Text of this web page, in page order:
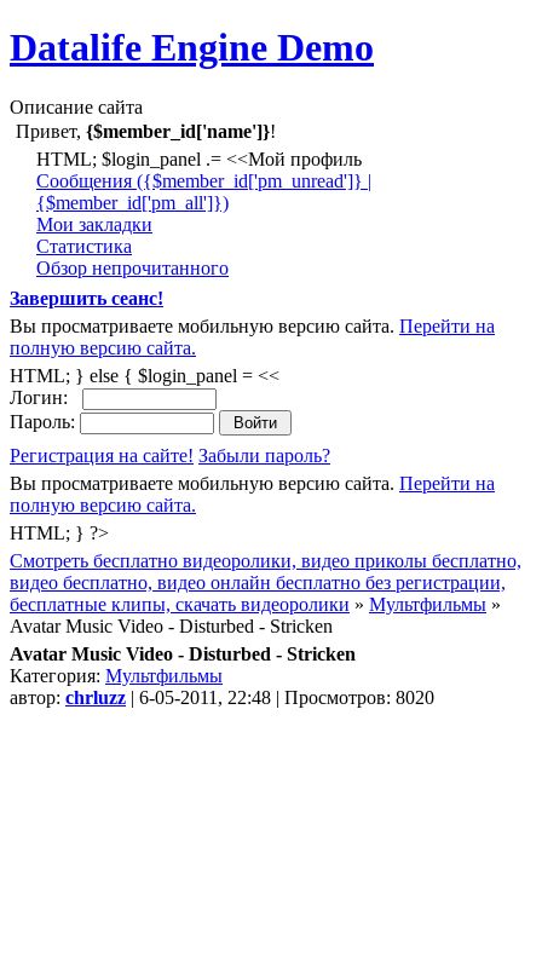
Datalife Engine Demo
Описание сайта
Привет, {$member_id['name']}!
HTML; $login_panel .= <<Мой профиль
Cообщения ({$member_id['pm_unread']} |
{$member_id['pm_all']})
Мои закладки
Статистика
Обзор непрочитанного
Завершить сеанс!
Вы просматриваете мобильную версию сайта. Перейти на
полную версию сайта.
HTML; } else { $login_panel = <<
Логин:
Пароль:
Регистрация на сайте! Забыли пароль?
Вы просматриваете мобильную версию сайта. Перейти на
полную версию сайта.
HTML; } ?>
Смотреть бесплатно видеоролики, видео приколы бесплатно,
видео бесплатно, видео онлайн бесплатно без регистрации,
бесплатные клипы, скачать видеоролики » Мультфильмы »
Avatar Music Video - Disturbed - Stricken
Avatar Music Video - Disturbed - Stricken
Категория: Мультфильмы
автор: chrluzz | 6-05-2011, 22:48 | Просмотров: 8020